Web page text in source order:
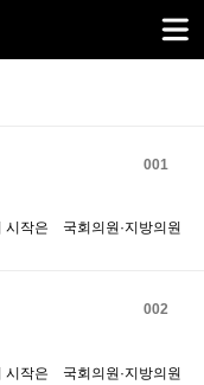
001
시작은 국회의원·지방의원
002
시작은 국회의원·지방의원